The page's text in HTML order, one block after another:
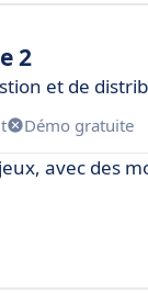
2
et de
Démo gratuite
avec des